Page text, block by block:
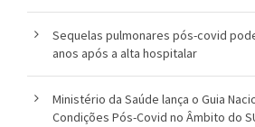
Sequelas pulmonares pós-covid
anos após a alta hospitalar
Ministério da Saúde lança o Guia
Condições Pós-Covid no Âmbito do